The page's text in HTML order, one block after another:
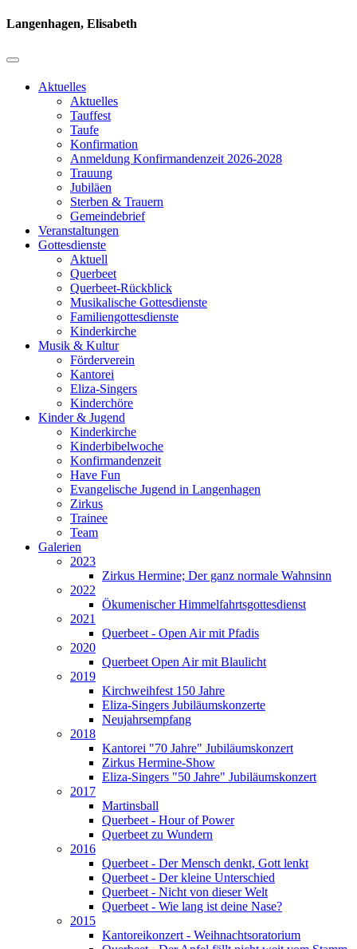
Langenhagen, Elisabeth
Aktuelles
Aktuelles
Tauffest
Taufe
Konfirmation
Anmeldung Konfirmandenzeit 2026-2028
Trauung
Jubiläen
Sterben & Trauern
Gemeindebrief
Veranstaltungen
Gottesdienste
Aktuell
Querbeet
Querbeet-Rückblick
Musikalische Gottesdienste
Familiengottesdienste
Kinderkirche
Musik & Kultur
Förderverein
Kantorei
Eliza-Singers
Kinderchöre
Kinder & Jugend
Kinderkirche
Kinderbibelwoche
Konfirmandenzeit
Have Fun
Evangelische Jugend in Langenhagen
Zirkus
Trainee
Team
Galerien
2023
Zirkus Hermine; Der ganz normale Wahnsinn
2022
Ökumenischer Himmelfahrtsgottesdienst
2021
Querbeet - Open Air mit Pfadis
2020
Querbeet Open Air mit Blaulicht
2019
Kirchweihfest 150 Jahre
Eliza-Singers Jubiläumskonzerte
Neujahrsempfang
2018
Kantorei "70 Jahre" Jubiläumskonzert
Zirkus Hermine-Show
Eliza-Singers "50 Jahre" Jubiläumskonzert
2017
Martinsball
Querbeet - Hour of Power
Querbeet zu Wundern
2016
Querbeet - Der Mensch denkt, Gott lenkt
Querbeet - Der kleine Unterschied
Querbeet - Nicht von dieser Welt
Querbeet - Wie lang ist deine Nase?
2015
Kantoreikonzert - Weihnachtsoratorium